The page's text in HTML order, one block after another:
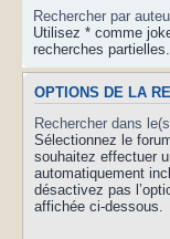
Rechercher par
Utilisez * comme
recherches partielles.
OPTIONS DE LA
Rechercher dans
Sélectionnez le
souhaitez effectuer
automatiquement
désactivez pas
affichée ci-dessous.